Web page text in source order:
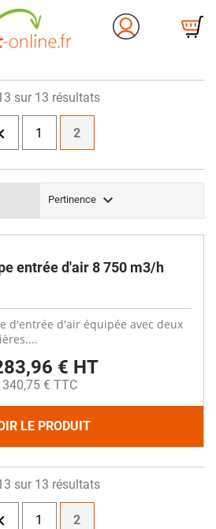
Pertinence 
sur 13 résultats
1 2
entrée d'air 8 750 m3/h
d'entrée d'air équipée avec deux
€ HT
340,75 € TTC
LE PRODUIT
sur 13 résultats
1 2